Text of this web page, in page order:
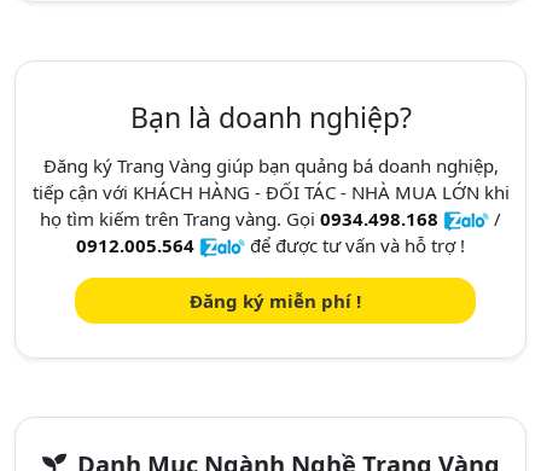
Bạn là doanh nghiệp?
Đăng ký Trang Vàng giúp bạn quảng bá doanh nghiệp,
tiếp cận với KHÁCH HÀNG - ĐỐI TÁC - NHÀ MUA LỚN khi
họ tìm kiếm trên Trang vàng. Gọi 0934.498.168
/
0912.005.564
để được tư vấn và hỗ trợ !
Đăng ký miễn phí !
Danh Mục Ngành Nghề Trang Vàng